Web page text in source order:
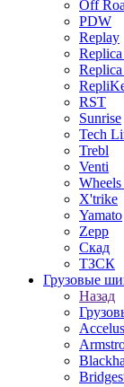
Off
PDW
Replay
RST
Sunrise
Tech
Trebl
Venti
X'trike
Yamato
Zepp
Скад
ТЗСК
Грузовые
Назад
Accelus